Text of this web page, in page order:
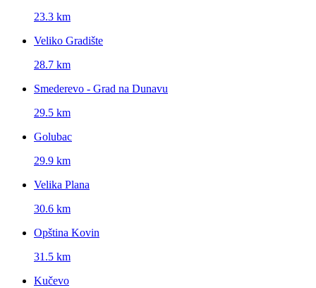
23.3 km
Veliko Gradište
28.7 km
Smederevo - Grad na Dunavu
29.5 km
Golubac
29.9 km
Velika Plana
30.6 km
Opština Kovin
31.5 km
Kučevo